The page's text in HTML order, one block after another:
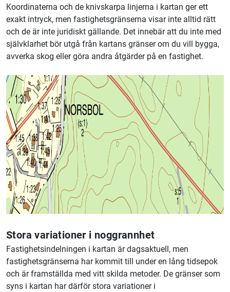
Koordinaterna och de knivskarpa linjerna i kartan ger ett
exakt intryck, men fastighetsgränserna visar inte alltid rätt
och de är inte juridiskt gällande. Det innebär att du inte med
självklarhet bör utgå från kartans gränser om du vill bygga,
avverka skog eller göra andra åtgärder på en fastighet.
Stora variationer i noggrannhet
Fastighetsindelningen i kartan är dagsaktuell, men
fastighetsgränserna har kommit till under en lång tidsepok
och är framställda med vitt skilda metoder. De gränser som
syns i kartan har därför stora variationer i